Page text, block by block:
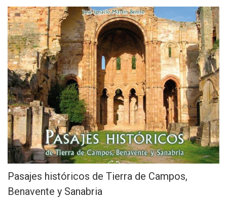
Pasajes históricos de Tierra de Campos,
Benavente y Sanabria